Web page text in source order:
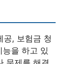
공, 보험금 청
을 하고 있